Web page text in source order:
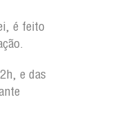
é feito
e das